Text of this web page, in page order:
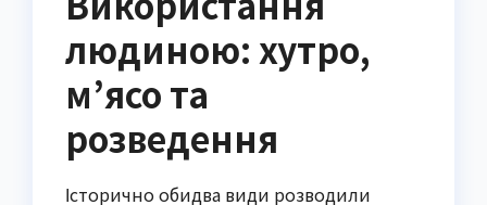
людиною: хутро,
м’ясо та
розведення
Історично обидва види розводили